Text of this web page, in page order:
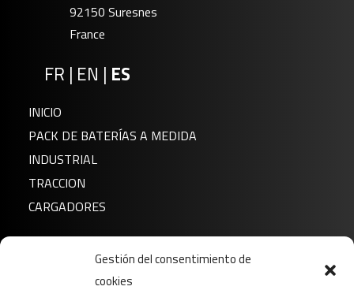
Gestión del consentimiento de
cookies
92150 Suresnes
France
FR | EN | ES
INICIO
PACK DE BATERÍAS A MEDIDA
INDUSTRIAL
TRACCION
CARGADORES